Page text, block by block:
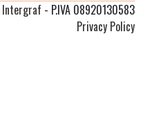
Intergraf - P.IVA 08920130583
Privacy Policy